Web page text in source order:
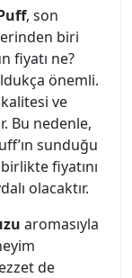
, son
biri
fiyatı ne?
önemli.
ve
Bu nedenle,
sunduğu
fiyatını
olacaktır.
aromasıyla
de